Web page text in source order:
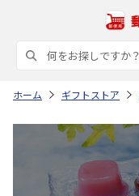
ホーム ギフトストア